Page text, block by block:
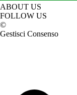
ABOUT US
FOLLOW US
©
Gestisci Consenso